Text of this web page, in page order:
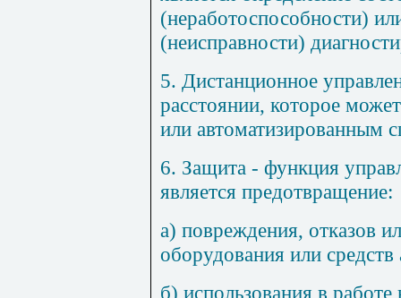
(неработоспособности)
(неисправности)
5. Дистанционное
расстоянии, которое
или автоматизированным
6. Защита - функция
является предотвращение:
а) повреждения, отказов
оборудования или средств
б) использования в